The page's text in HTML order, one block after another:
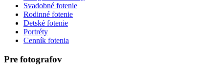
Svadobné fotenie
Rodinné fotenie
Detské fotenie
Portréty
Cenník fotenia
Pre fotografov